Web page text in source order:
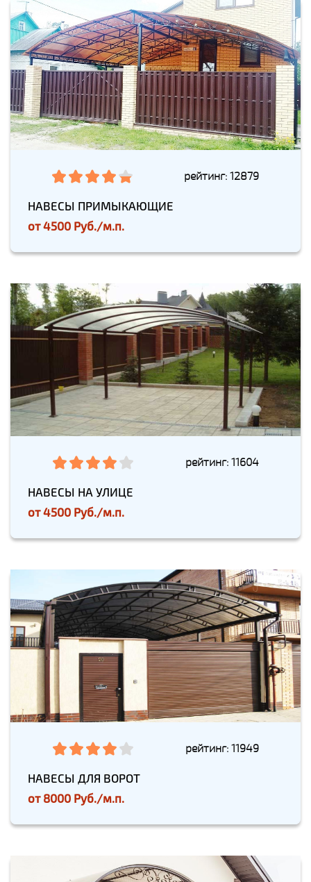
рейтинг: 12879
НАВЕСЫ ПРИМЫКАЮЩИЕ
от4500 Руб./м.п.
рейтинг: 11604
НАВЕСЫ НА УЛИЦЕ
от4500 Руб./м.п.
рейтинг: 11949
НАВЕСЫ ДЛЯ ВОРОТ
от8000 Руб./м.п.